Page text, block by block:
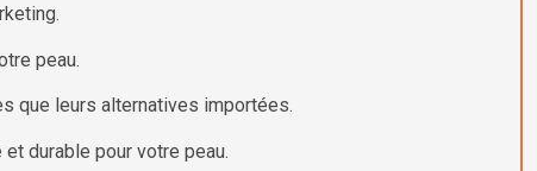
peau.
que leurs alternatives importées.
durable pour votre peau.